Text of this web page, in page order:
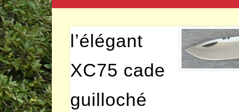
l’élégant
XC75 cade
guilloché